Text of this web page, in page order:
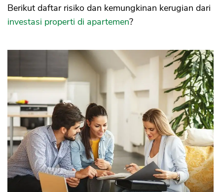
Berikut daftar risiko dan kemungkinan kerugian dari
investasi properti di apartemen?